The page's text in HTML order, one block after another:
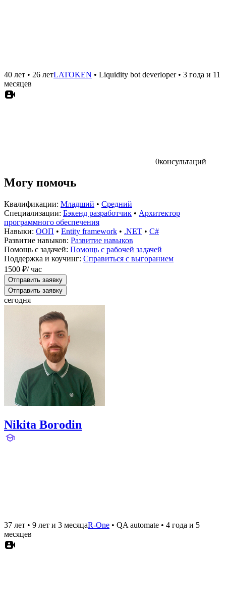
40 лет • 26 летLATOKEN • Liquidity bot deverloper• 3 года и 11
месяцев
0консультаций
Могу помочь
Квалификации: Младший • Средний
Специализации: Бэкенд разработчик • Архитектор
программного обеспечения
Навыки: ООП • Entity framework • .NET • C#
Развитие навыков: Развитие навыков
Помощь с задачей: Помощь с рабочей задачей
Поддержка и коучинг: Справиться с выгоранием
1500 ₽/ час
Отправить заявку
Отправить заявку
сегодня
Nikita Borodin
37 лет • 9 лет и 3 месяцаR-One • QA automate • 4 года и 5
месяцев